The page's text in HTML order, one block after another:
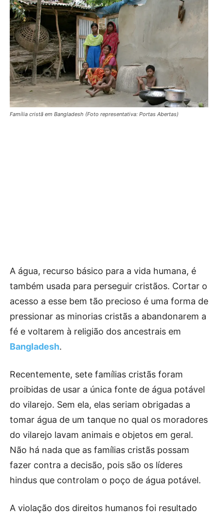
Família cristã em Bangladesh (Foto representativa: Portas Abertas)
A água, recurso básico para a vida humana, é
também usada para perseguir cristãos. Cortar o
acesso a esse bem tão precioso é uma forma de
pressionar as minorias cristãs a abandonarem a
fé e voltarem à religião dos ancestrais em
Bangladesh.
Recentemente, sete famílias cristãs foram
proibidas de usar a única fonte de água potável
do vilarejo. Sem ela, elas seriam obrigadas a
tomar água de um tanque no qual os moradores
do vilarejo lavam animais e objetos em geral.
Não há nada que as famílias cristãs possam
fazer contra a decisão, pois são os líderes
hindus que controlam o poço de água potável.
A violação dos direitos humanos foi resultado